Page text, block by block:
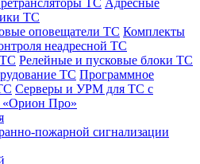
ТС Адресные
ТС
оповещатели ТС Комплекты
неадресной ТС
Релейные и пусковые блоки ТС
ТС Программное
Серверы и УРМ для ТС с
Про»
пожарной сигнализации